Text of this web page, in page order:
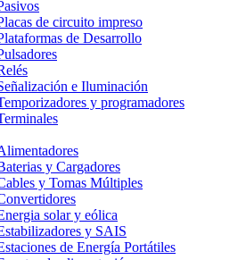
de circuito impreso
de Desarrollo
e Iluminación
y programadores
y Cargadores
y Tomas Múltiples
solar y eólica
y SAIS
de Energía Portátiles